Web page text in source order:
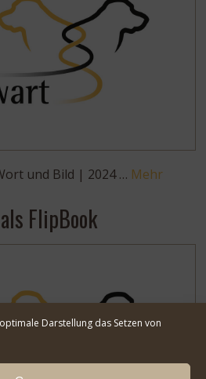
Darstellung das Setzen von
und Bild | 2024 … Mehr
FlipBook